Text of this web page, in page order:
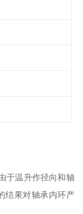
于温升作径向和轴
结果对轴承内环产